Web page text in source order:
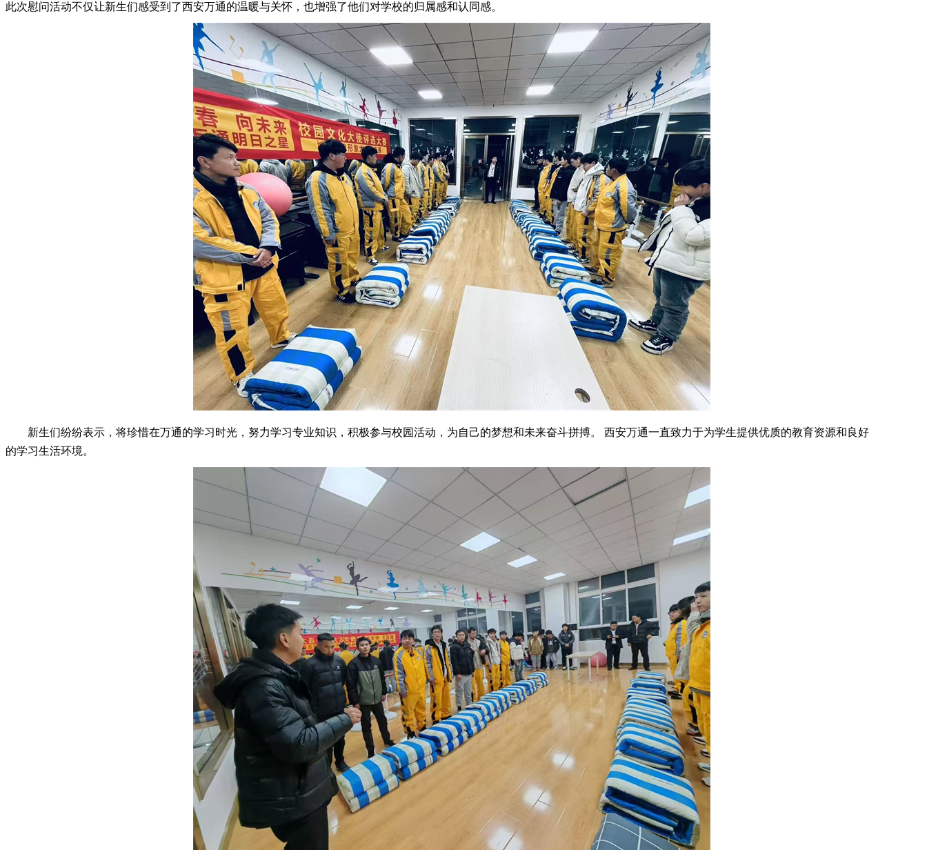
此次慰问活动不仅让新生们感受到了西安万通的温暖与关怀，也增强了他们对学校的归属感和认同感。
新生们纷纷表示，将珍惜在万通的学习时光，努力学习专业知识，积极参与校园活动，为自己的梦想和未来奋斗拼搏。 西安万通一直致力于为学生提供优质的教育资源和良好
的学习生活环境。